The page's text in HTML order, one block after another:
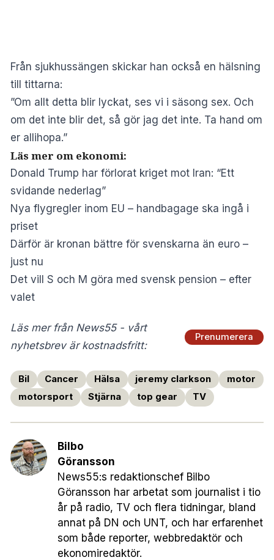
Från sjukhussängen skickar han också en hälsning
till tittarna:
”Om allt detta blir lyckat, ses vi i säsong sex. Och
om det inte blir det, så gör jag det inte. Ta hand om
er allihopa.”
Läs mer om ekonomi:
Donald Trump har förlorat kriget mot Iran: “Ett
svidande nederlag”
Nya flygregler inom EU – handbagage ska ingå i
priset
Därför är kronan bättre för svenskarna än euro –
just nu
Det vill S och M göra med svensk pension – efter
valet
Läs mer från News55 - vårt
nyhetsbrev är kostnadsfritt:
Prenumerera
Bil Cancer Hälsa jeremy clarkson
motor
motorsport
Stjärna top gear TV
Bilbo
Göransson
News55:s redaktionschef Bilbo
Göransson har arbetat som journalist i tio
år på radio, TV och flera tidningar, bland
annat på DN och UNT, och har erfarenhet
som både reporter, webbredaktör och
ekonomiredaktör.